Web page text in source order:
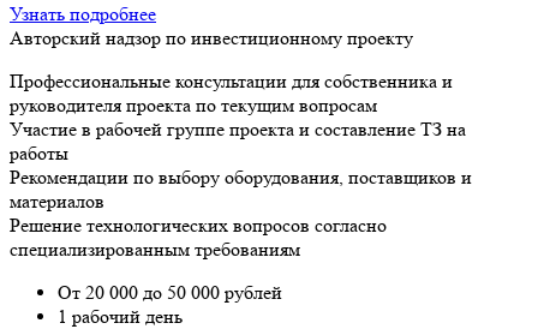
Узнать подробнее
Авторский надзор по инвестиционному проекту
Профессиональные консультации для собственника и
руководителя проекта по текущим вопросам
Участие в рабочей группе проекта и составление ТЗ на
работы
Рекомендации по выбору оборудования, поставщиков и
материалов
Решение технологических вопросов согласно
специализированным требованиям
От 20 000 до 50 000 рублей
1 рабочий день